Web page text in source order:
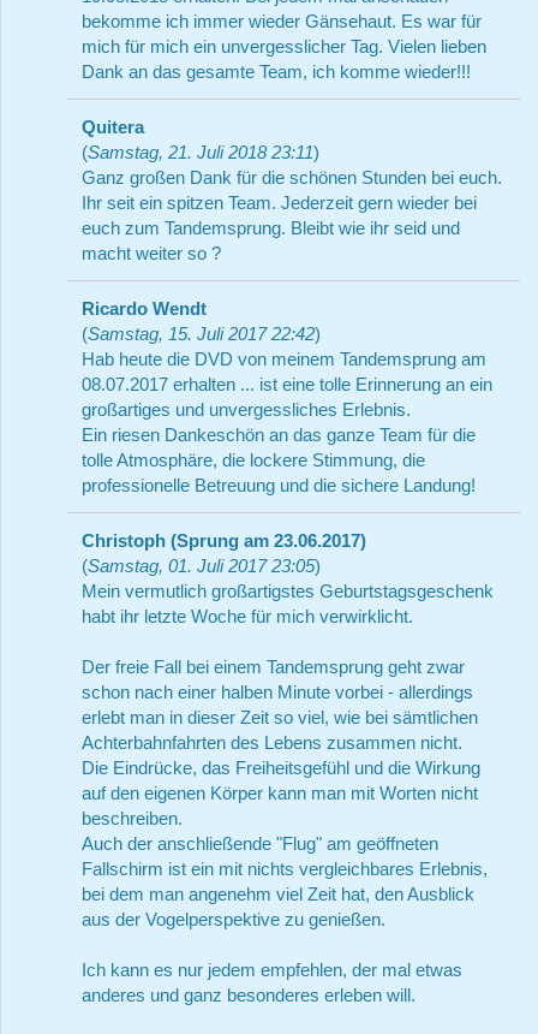
bekomme ich immer wieder Gänsehaut. Es war für
mich für mich ein unvergesslicher Tag. Vielen lieben
Dank an das gesamte Team, ich komme wieder!!!
Quitera
(Samstag, 21. Juli 2018 23:11)
Ganz großen Dank für die schönen Stunden bei euch.
Ihr seit ein spitzen Team. Jederzeit gern wieder bei
euch zum Tandemsprung. Bleibt wie ihr seid und
macht weiter so ?
Ricardo Wendt
(Samstag, 15. Juli 2017 22:42)
Hab heute die DVD von meinem Tandemsprung am
08.07.2017 erhalten ... ist eine tolle Erinnerung an ein
großartiges und unvergessliches Erlebnis.
Ein riesen Dankeschön an das ganze Team für die
tolle Atmosphäre, die lockere Stimmung, die
professionelle Betreuung und die sichere Landung!
Christoph (Sprung am 23.06.2017)
(Samstag, 01. Juli 2017 23:05)
Mein vermutlich großartigstes Geburtstagsgeschenk
habt ihr letzte Woche für mich verwirklicht.
Der freie Fall bei einem Tandemsprung geht zwar
schon nach einer halben Minute vorbei - allerdings
erlebt man in dieser Zeit so viel, wie bei sämtlichen
Achterbahnfahrten des Lebens zusammen nicht.
Die Eindrücke, das Freiheitsgefühl und die Wirkung
auf den eigenen Körper kann man mit Worten nicht
beschreiben.
Auch der anschließende "Flug" am geöffneten
Fallschirm ist ein mit nichts vergleichbares Erlebnis,
bei dem man angenehm viel Zeit hat, den Ausblick
aus der Vogelperspektive zu genießen.
Ich kann es nur jedem empfehlen, der mal etwas
anderes und ganz besonderes erleben will.